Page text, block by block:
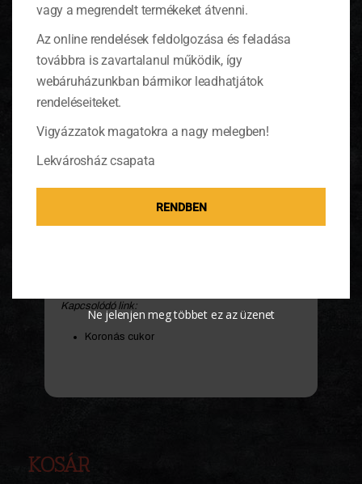
felforrt adjuk hozzá a cukrot, majd egy-két perc
főzés után szedjük ki a fűszereket.
Töltsük tisztára mosott befőttesüvegekbe a még
Kapcsolódó link:
Koronás cukor
KOSÁR
vagy a megrendelt termékeket átvenni.
Az online rendelések feldolgozása és feladása
továbbra is zavartalanul működik, így
webáruházunkban bármikor leadhatjátok
rendeléseiteket.
Vigyázzatok magatokra a nagy melegben!
Lekvárosház csapata
RENDBEN
Ne jelenjen meg többet ez az üzenet